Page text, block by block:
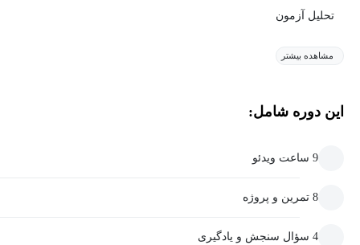
تحلیل آزمون
مشاهده بیشتر
این دوره شامل:
9 ساعت ویدئو
8 تمرین و پروژه
4 سؤال سنجش و یادگیری